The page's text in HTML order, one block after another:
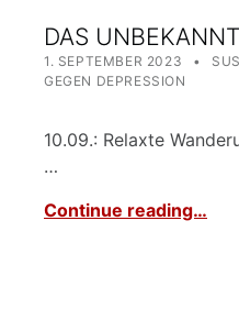
DAS
POSTED ON:
1. SEPTEMBER 2023
GEGEN DEPRESSION
10.09.: Relaxte
…
Continue reading…